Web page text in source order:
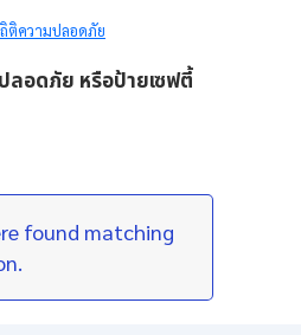
ติความปลอดภัย
ลอดภัย หรือป้ายเซฟตี้
found matching